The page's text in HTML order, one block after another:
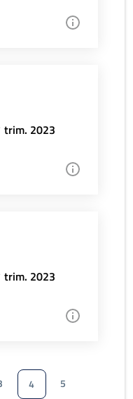
trim. 2023
trim. 2023
4
5